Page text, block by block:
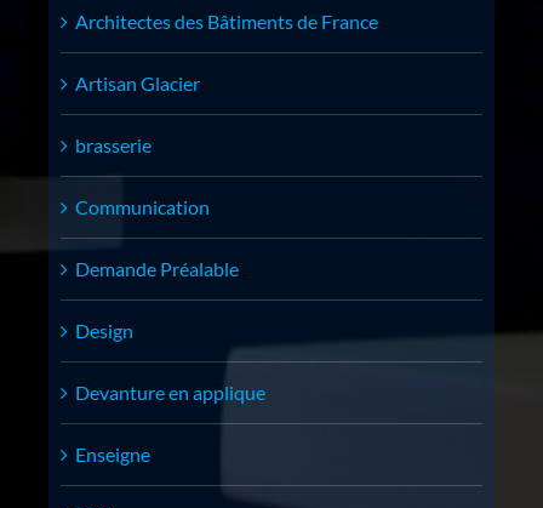
Architectes des Bâtiments de France
Artisan Glacier
brasserie
Communication
Demande Préalable
Design
Devanture en applique
Enseigne